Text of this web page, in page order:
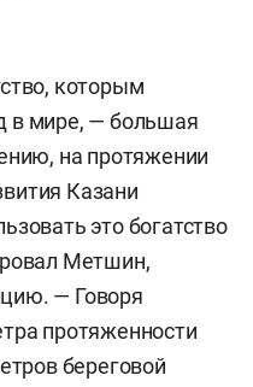
которым
в мире, — большая
на протяжении
Казани
это богатство
Метшин,
— Говоря
протяженности
береговой